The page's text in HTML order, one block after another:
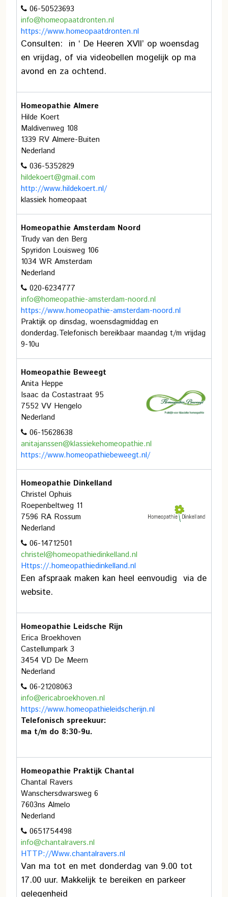
06-50523693
info@homeopaatdronten.nl
https://www.homeopaatdronten.nl
Consulten: in ‘ De Heeren XVII’ op woensdag
en vrijdag, of via videobellen mogelijk op ma
avond en za ochtend.
Homeopathie Almere
Hilde Koert
Maldivenweg 108
1339 RV Almere-Buiten
Nederland
036-5352829
hildekoert@gmail.com
http://www.hildekoert.nl/
klassiek homeopaat
Homeopathie Amsterdam Noord
Trudy van den Berg
Spyridon Louisweg 106
1034 WR Amsterdam
Nederland
020-6234777
info@homeopathie-amsterdam-noord.nl
https://www.homeopathie-amsterdam-noord.nl
Praktijk op dinsdag, woensdagmiddag en
donderdag.Telefonisch bereikbaar maandag t/m vrijdag
9-10u
Homeopathie Beweegt
Anita Heppe
Isaac da Costastraat 95
7552 VV Hengelo
Nederland
06-15628638
anitajanssen@klassiekehomeopathie.nl
https://www.homeopathiebeweegt.nl/
Homeopathie Dinkelland
Christel Ophuis
Roepenbeltweg 11
7596 RA Rossum
Nederland
06-14712501
christel@homeopathiedinkelland.nl
Https://.homeopathiedinkelland.nl
Een afspraak maken kan heel eenvoudig via de
website.
Homeopathie Leidsche Rijn
Erica Broekhoven
Castellumpark 3
3454 VD De Meern
Nederland
06-21208063
info@ericabroekhoven.nl
https://www.homeopathieleidscherijn.nl
Telefonisch spreekuur:
ma t/m do 8:30-9u.
Homeopathie Praktijk Chantal
Chantal Ravers
Wanschersdwarsweg 6
7603ns Almelo
Nederland
0651754498
info@chantalravers.nl
HTTP://Www.chantalravers.nl
Van ma tot en met donderdag van 9.00 tot
17.00 uur. Makkelijk te bereiken en parkeer
gelegenheid